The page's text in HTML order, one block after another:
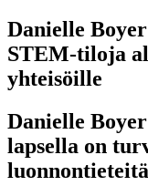
Danielle
STEM-tiloja
yhteisöille
Danielle
lapsella on